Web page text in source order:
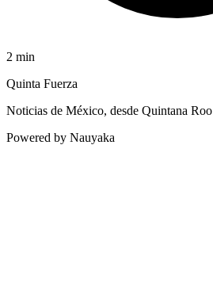
2 min
Quinta Fuerza
Noticias de México, desde Quintana Roo
Powered by Nauyaka